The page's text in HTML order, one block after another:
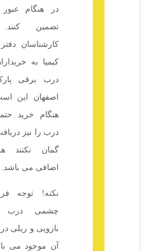
در هنگام عبور از درب
تضمین کنند. توصیه
کارشناسان دفتر حفاظتی
کیمیا به خریداران محترم
درب برقی پارکینگی در
اصفهان این است که در
هنگام خرید حتما چشمی
درب را نیز دریافت نمایند و
گمان نکنند هزینه ای
نکته! توجه فرمائید که
چشمی درب اتوماتیک
بازویی و ریلی در پکیج های
آن موجود می باشند و به